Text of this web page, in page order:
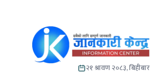
२१ श्रावण २०८३, बिहीबार